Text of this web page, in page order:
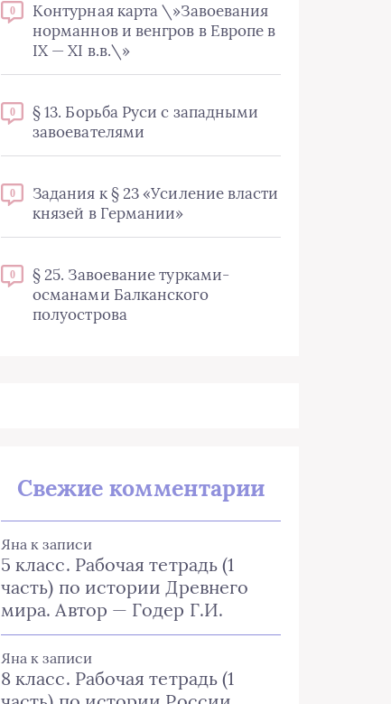
0
Контурная карта \»Завоевания
норманнов и венгров в Европе в
IX — XI в.в.\»
0
§ 13. Борьба Руси с западными
завоевателями
0
Задания к § 23 «Усиление власти
князей в Германии»
0
§ 25. Завоевание турками-
османами Балканского
полуострова
Свежие комментарии
Яна к записи
5 класс. Рабочая тетрадь (1
часть) по истории Древнего
мира. Автор — Годер Г.И.
Яна к записи
8 класс. Рабочая тетрадь (1